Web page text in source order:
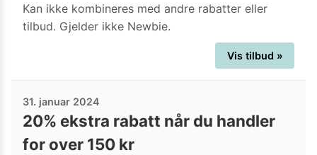
Kan ikke kombineres med andre rabatter eller
tilbud. Gjelder ikke Newbie.
Vis tilbud »
31. januar 2024
20% ekstra rabatt når du handler
for over 150 kr